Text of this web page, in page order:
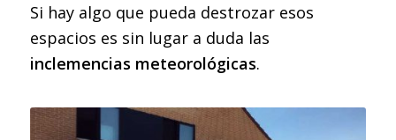
Si hay algo que pueda destrozar esos
espacios es sin lugar a duda las
inclemencias meteorológicas.